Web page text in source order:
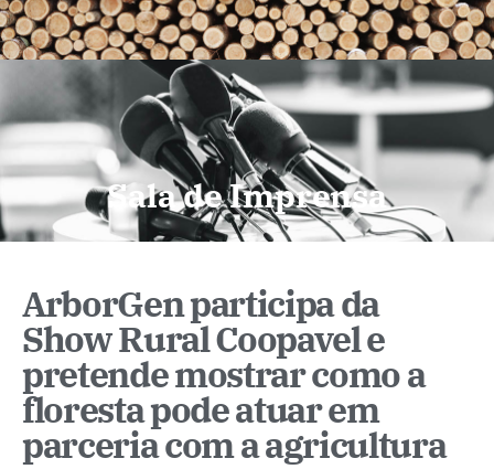
Sala de Imprensa
ArborGen participa da
Show Rural Coopavel e
pretende mostrar como a
floresta pode atuar em
parceria com a agricultura